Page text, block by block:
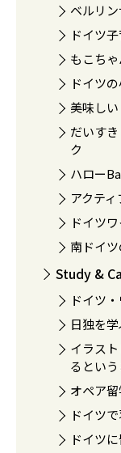
ベルリ
ドイツ
もこち
ドイツ
美味し
だいす
ク
ハロー
アクティ
ドイツ
南ドイ
Study &
ドイツ
日独を
イラス
るという
オペア留
ドイツ
ドイツ